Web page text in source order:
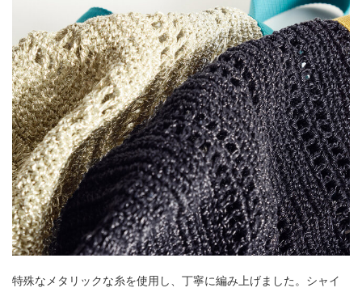
特殊なメタリックな糸を使用し、丁寧に編み上げました。シャイ